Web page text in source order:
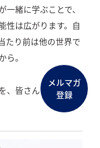
緒に学ぶことで、
性は広がります。自
たり前は他の世界で
ら。
、皆さんでおおいに
メルマガ
登録
メルマガ
登録